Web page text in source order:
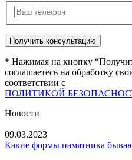
* Нажимая на кнопку
соглашаетесь на обработку
соответствии с
ПОЛИТИКОЙ
Новости
09.03.2023
Какие формы памятника